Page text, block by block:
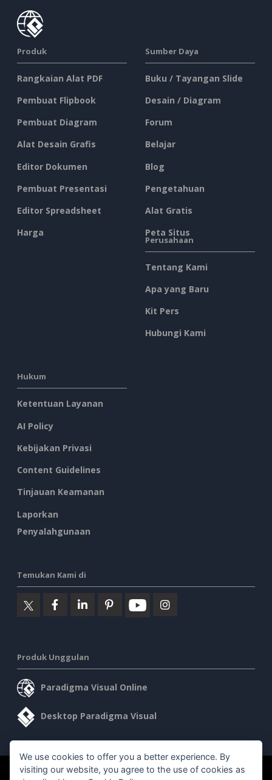
Produk
Rangkaian Alat PDF
Pembuat Flipbook
Pembuat Diagram
Alat Desain Grafis
Editor Dokumen
Pembuat Presentasi
Editor Spreadsheet
Harga
Sumber Daya
Buku / Tayangan Slide
Desain / Diagram
Forum
Belajar
Blog
Pengetahuan
Alat Gratis
Peta Situs
Perusahaan
Tentang Kami
Apa yang Baru
Kit Pers
Hubungi Kami
Hukum
Ketentuan Layanan
AI Policy
Kebijakan Privasi
Content Guidelines
Tinjauan Keamanan
Laporkan
Penyalahgunaan
Temukan Kami di
Produk Unggulan
Paradigma Visual Online
Desktop Paradigma Visual
©2026 by Visual Paradigm. Semua hak cipta dilindungi undang-
We use cookies to offer you a better experience. By
visiting our website, you agree to the use of cookies as